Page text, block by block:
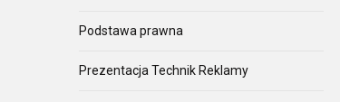
Podstawa prawna
Prezentacja Technik Reklamy